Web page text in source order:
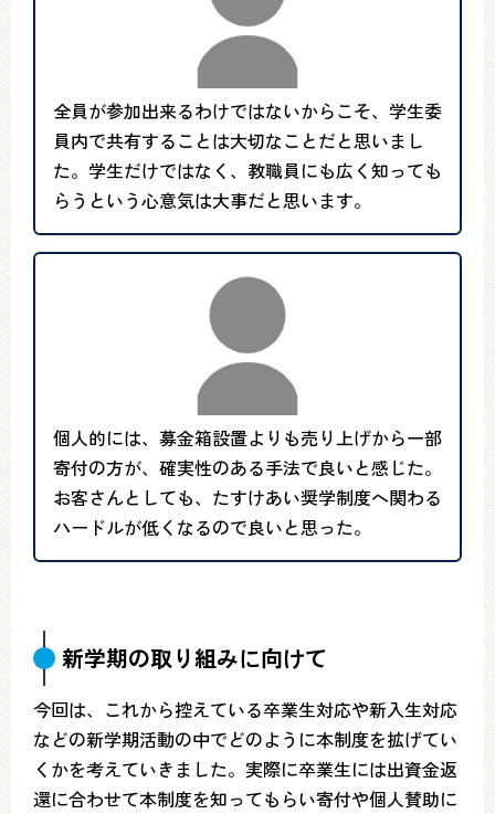
全員が参加出来るわけではないからこそ、学生委
員内で共有することは大切なことだと思いまし
た。学生だけではなく、教職員にも広く知っても
らうという心意気は大事だと思います。
個人的には、募金箱設置よりも売り上げから一部
寄付の方が、確実性のある手法で良いと感じた。
お客さんとしても、たすけあい奨学制度へ関わる
ハードルが低くなるので良いと思った。
新学期の取り組みに向けて
今回は、これから控えている卒業生対応や新入生対応
などの新学期活動の中でどのように本制度を拡げてい
くかを考えていきました。実際に卒業生には出資金返
還に合わせて本制度を知ってもらい寄付や個人賛助に